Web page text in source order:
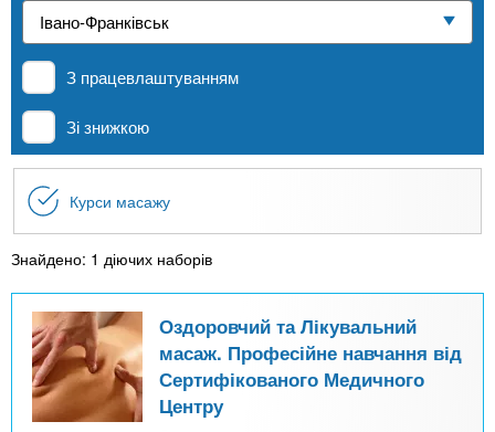
t
s
.
i
n
л
і
в
Приватні школи
MBA
Онлайн курси
З працевлаштуванням
Зі знижкою
Курси масажу
Знайдено: 1 діючих наборів
Оздоровчий та Лікувальний
масаж. Професійне навчання від
Сертифікованого Медичного
Центру